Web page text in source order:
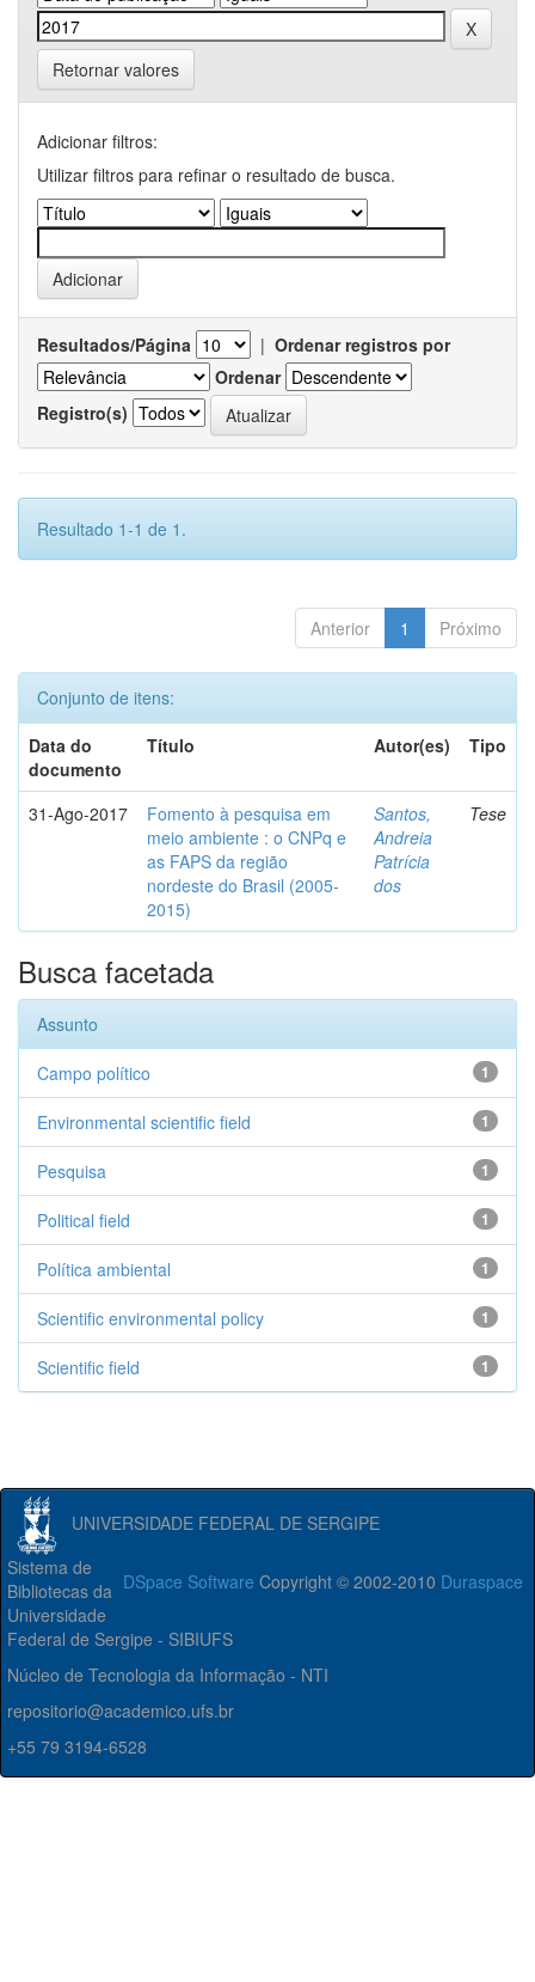
Retornar valores
Adicionar filtros:
Utilizar filtros para refinar o resultado de busca.
Resultados/Página | Ordenar registros por
Ordenar
Registro(s)
Resultado 1-1 de 1.
Anterior 1 Próximo
Conjunto de itens:
Data do
documento
Título Autor(es) Tipo
31-Ago-2017
Fomento à pesquisa em
meio ambiente : o CNPq e
as FAPS da região
nordeste do Brasil (2005-
2015)
Santos,
Andreia
Patrícia
dos
Tese
Busca facetada
Assunto
1
Campo político
1
Environmental scientific field
1
Pesquisa
1
Political field
1
Política ambiental
1
Scientific environmental policy
1
Scientific field
UNIVERSIDADE FEDERAL DE SERGIPE
DSpace Software Copyright © 2002-2010 Duraspace
Sistema de
Bibliotecas da
Universidade
Federal de Sergipe - SIBIUFS
Núcleo de Tecnologia da Informação - NTI
repositorio@academico.ufs.br
+55 79 3194-6528